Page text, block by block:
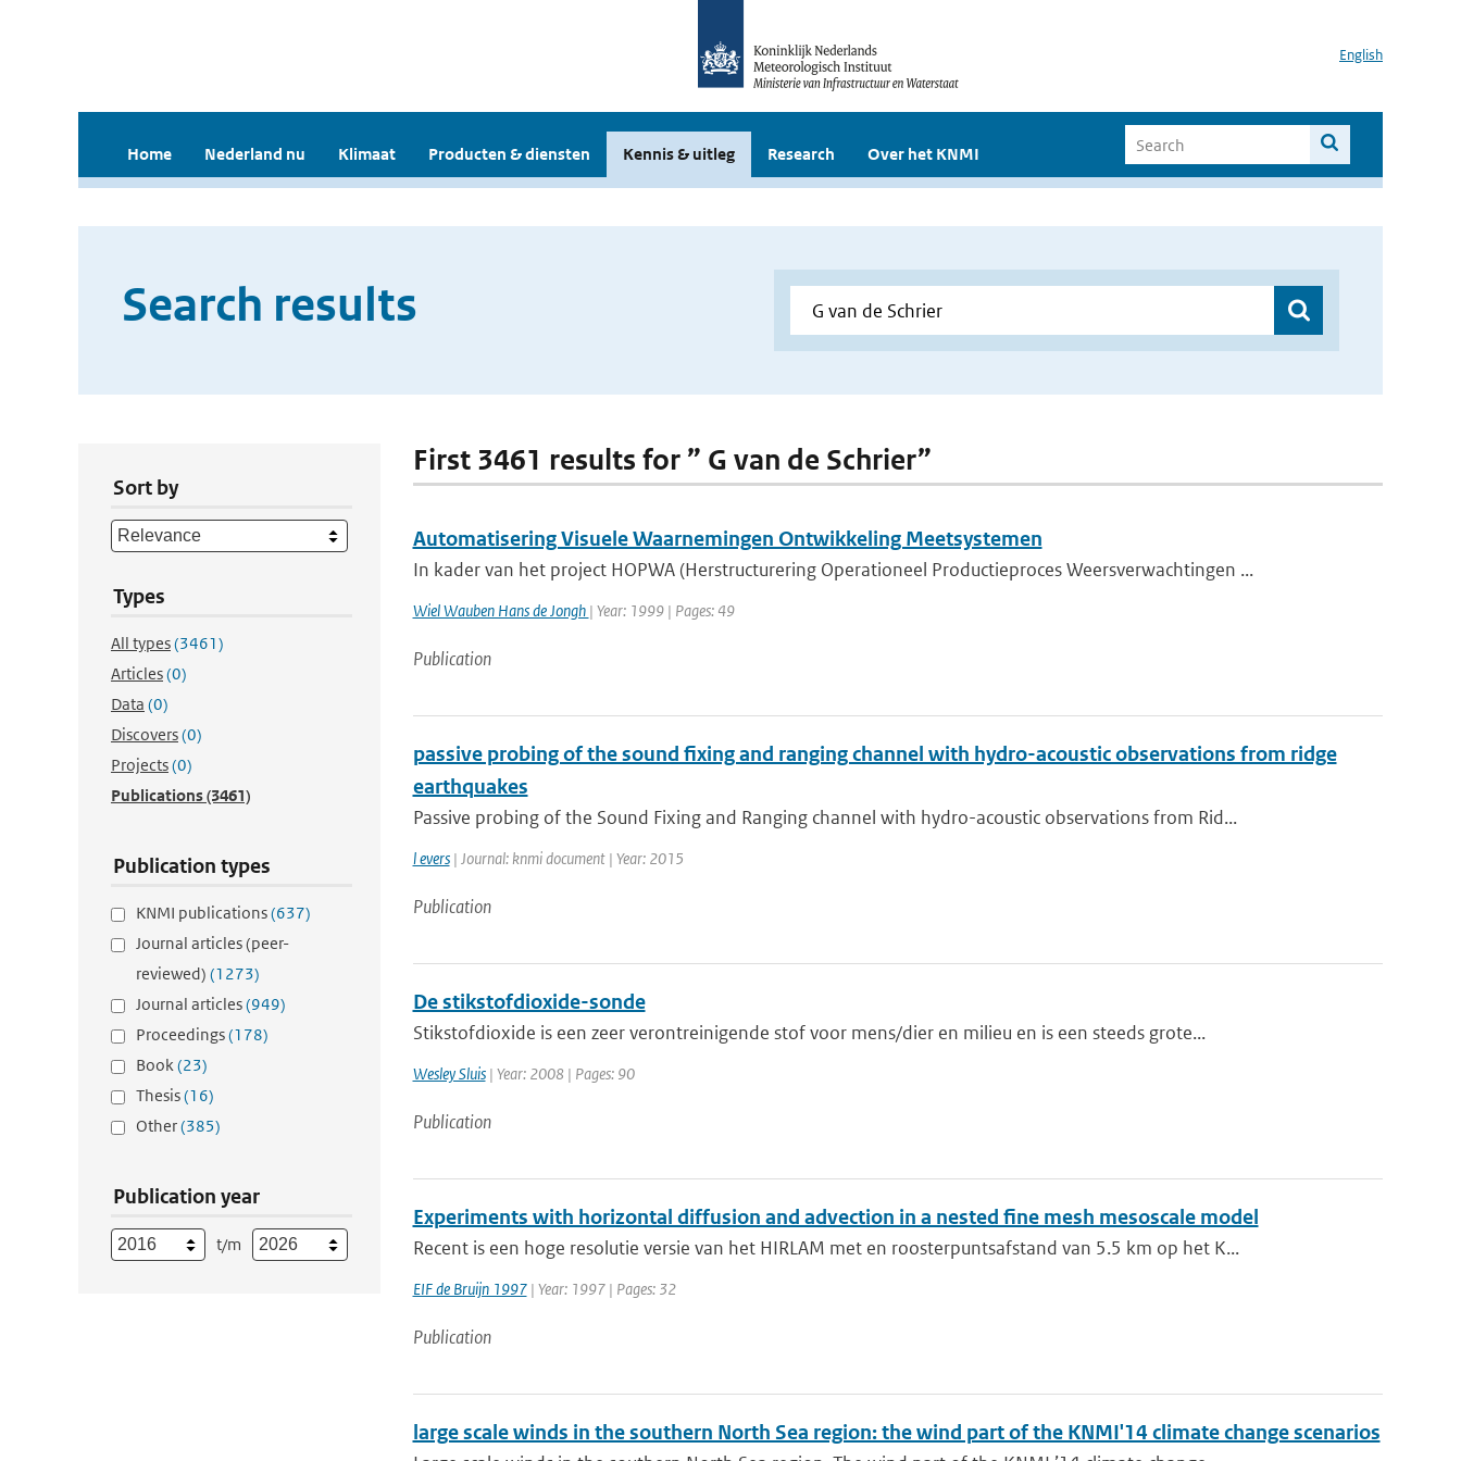
English
Home Nederland nu Klimaat Producten & diensten Kennis & uitleg Research Over het KNMI
Search results
Sort by
Types
All types(3461)
Articles(0)
Data (0)
Discovers(0)
Projects(0)
Publications(3461)
Publication types
KNMI publications(637)
Journal articles (peer-
reviewed) (1273)
Journal articles(949)
Proceedings(178)
Book(23)
Thesis(16)
Other(385)
Publication year
t/m
First 3461 results for ” G van de Schrier”
Automatisering Visuele Waarnemingen Ontwikkeling Meetsystemen
In kader van het project HOPWA (Herstructurering Operationeel Productieproces Weersverwachtingen ...
Wiel Wauben Hans de Jongh | Year: 1999 | Pages: 49
Publication
passive probing of the sound fixing and ranging channel with hydro-acoustic observations from ridge
earthquakes
Passive probing of the Sound Fixing and Ranging channel with hydro-acoustic observations from Rid...
l evers| Journal: knmi document | Year: 2015
Publication
De stikstofdioxide-sonde
Stikstofdioxide is een zeer verontreinigende stof voor mens/dier en milieu en is een steeds grote...
Wesley Sluis| Year: 2008 | Pages: 90
Publication
Experiments with horizontal diffusion and advection in a nested fine mesh mesoscale model
Recent is een hoge resolutie versie van het HIRLAM met en roosterpuntsafstand van 5.5 km op het K...
EIF de Bruijn 1997| Year: 1997 | Pages: 32
Publication
large scale winds in the southern North Sea region: the wind part of the KNMI'14 climate change scenarios